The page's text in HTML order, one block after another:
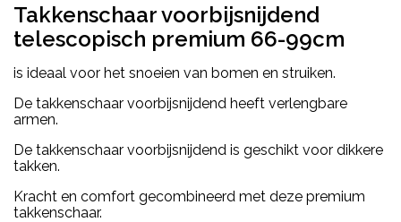
Takkenschaar voorbijsnijdend
telescopisch premium 66-99cm
is ideaal voor het snoeien van bomen en struiken.
De takkenschaar voorbijsnijdend heeft verlengbare
armen.
De takkenschaar voorbijsnijdend is geschikt voor dikkere
takken.
Kracht en comfort gecombineerd met deze premium
takkenschaar.